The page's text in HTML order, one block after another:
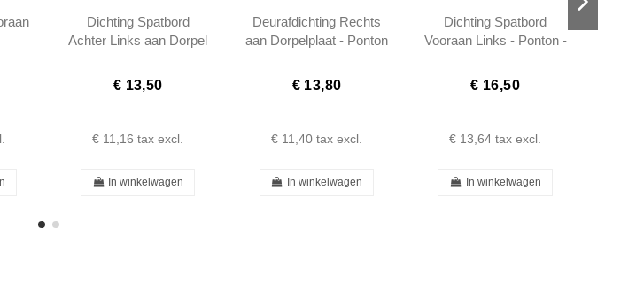
Dichting Spatbord
Achter Links aan Dorpel
€ 13,50
€ 11,16 tax excl.
In winkelwagen
Deurafdichting Rechts
aan Dorpelplaat - Ponton
1208830193
€ 13,80
€ 11,40 tax excl.
In winkelwagen
Dichting Spatbord
Vooraan Links - Ponton -
€ 16,50
€ 13,64 tax excl.
In winkelwagen